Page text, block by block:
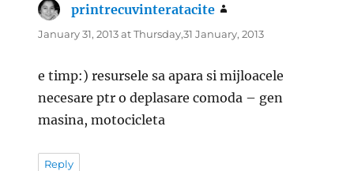
printrecuvinteratacite
January 31, 2013 at Thursday,31 January, 2013
e timp:) resursele sa apara si mijloacele
necesare ptr o deplasare comoda – gen
masina, motocicleta
Reply